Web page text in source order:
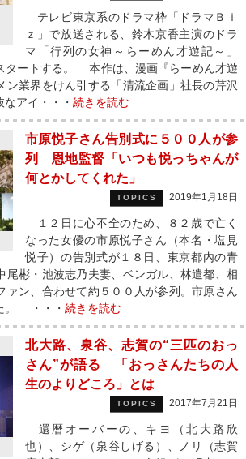
テレビ東京系のドラマ枠「ドラマＢｉ
ｚ」で放送される、鈴木京香主演のドラ
マ「行列の女神～らーめん才遊記～」
タートする。 本作は、漫画『らーめん才遊
ン業界をけん引する「清流企画」社長の芹沢
アイ・・・ 続きを読む
市原悦子さん告別式に５００人が参
列 恩地監督「いつも悦っちゃんが
何とかしてくれた」
TOPICS 2019年1月18日
１２日に心不全のため、８２歳で亡く
なった女優の市原悦子さん（本名・塩見
悦子）の告別式が１８日、東京都内の青
尾彬・池波志乃夫妻、ベンガル、林遣都、相
ァン、合わせて約５００人が参列。市原さん
。 ・・・ 続きを読む
北大路、泉谷、志賀の“三匹のおっ
さん”が語る 「おっさんたちの人
生のよりどころ」とは
TOPICS 2017年7月21日
還暦オーバーの、キヨ（北大路欣
也）、シゲ（泉谷しげる）、ノリ（志賀